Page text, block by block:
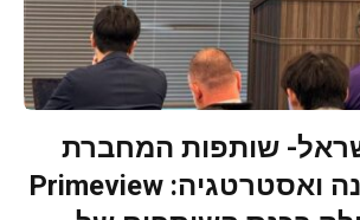
שותפות המחברת
חומרה, תוכנה ואסטרטגיה: Primeview